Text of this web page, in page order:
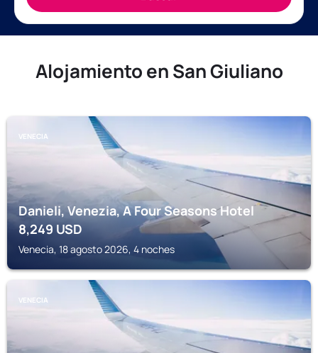
Alojamiento en San Giuliano
VENECIA
Danieli, Venezia, A Four Seasons Hotel
8,249 USD
Venecia, 18 agosto 2026, 4 noches
VENECIA